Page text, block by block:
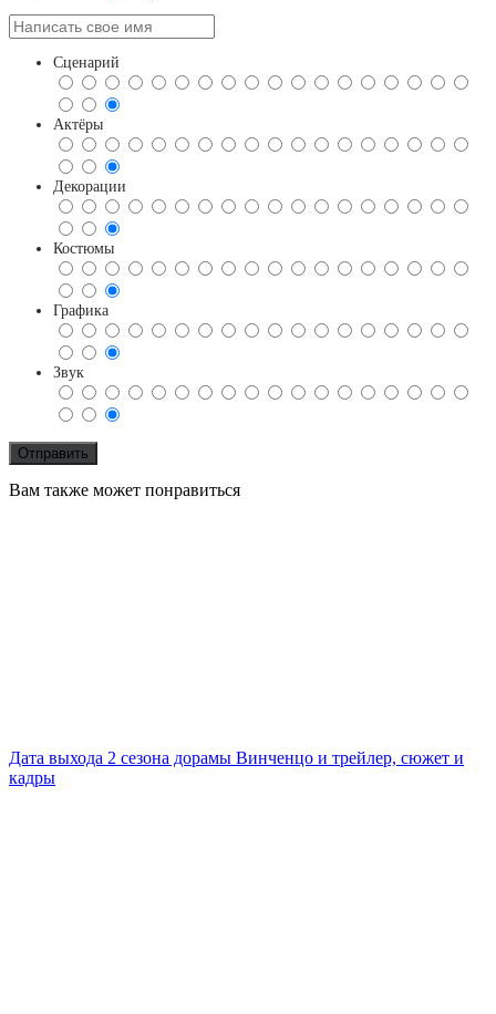
Сценарий
Актёры
Декорации
Костюмы
Графика
Звук
Вам также может понравиться
Дата выхода 2 сезона дорамы Винченцо и трейлер, сюжет и
кадры